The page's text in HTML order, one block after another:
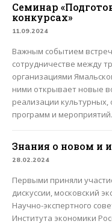
Семинар
конкурсах»
11.09.2024
Важным событием
сотрудничестве между
организациями
ними открывает новые
реализации
программ и мероприятий.
Знания о новом и
28.02.2024
Первыми приняли
дискуссии, московский
Научно-экспертного
Института экономики